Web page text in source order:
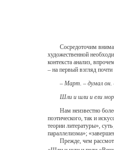
Сосредоточим
художественной
контекста анализ,
– на первый взгляд
– Март. – думал он.
Шли и шли и ели
Нам неизвестно более
поэтического, так и
теории литературы»,
параллелизма»;
Прежде, чем